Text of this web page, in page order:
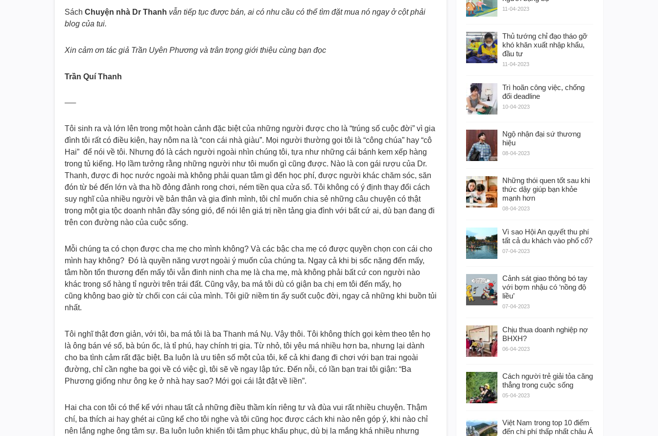
Sách Chuyện nhà Dr Thanh vẫn tiếp tục được bán, ai có nhu cầu có thể tìm đặt mua nó ngay ở cột phải
blog của tui.
Xin cảm ơn tác giả Trần Uyên Phương và trân trọng giới thiệu cùng bạn đọc
Trần Quí Thanh
—–
Tôi sinh ra và lớn lên trong một hoàn cảnh đặc biệt của những người được cho là “trúng số cuộc đời” vì gia
đình tôi rất có điều kiện, hay nôm na là “con cái nhà giàu”. Mọi người thường gọi tôi là “công chúa” hay “cô
Hai” để nói về tôi. Nhưng đó là cách người ngoài nhìn chúng tôi, tựa như những cái bánh kem xếp hàng
trong tủ kiếng. Họ lầm tưởng rằng những người như tôi muốn gì cũng được. Nào là con gái rượu của Dr.
Thanh, được đi học nước ngoài mà không phải quan tâm gì đến học phí, được người khác chăm sóc, săn
đón từ bé đến lớn và tha hồ đỏng đảnh rong chơi, ném tiền qua cửa sổ. Tôi không có ý định thay đổi cách
suy nghĩ của nhiều người về bản thân và gia đình mình, tôi chỉ muốn chia sẻ những câu chuyện có thật
trong một gia tộc doanh nhân đầy sóng gió, để nói lên giá trị nền tảng gia đình với bất cứ ai, dù bạn đang đi
trên con đường nào của cuộc sống.
Mỗi chúng ta có chọn được cha mẹ cho mình không? Và các bậc cha mẹ có được quyền chọn con cái cho
mình hay không? Đó là quyền năng vượt ngoài ý muốn của chúng ta. Ngay cả khi bị sốc nặng đến mấy,
tâm hồn tổn thương đến mấy tôi vẫn đinh ninh cha mẹ là cha mẹ, mà không phải bất cứ con người nào
khác trong số hàng tỉ người trên trái đất. Cũng vậy, ba má tôi dù có giận ba chị em tôi đến mấy, họ
cũng không bao giờ từ chối con cái của mình. Tôi giữ niềm tin ấy suốt cuộc đời, ngay cả những khi buồn tủi
nhất.
Tôi nghĩ thật đơn giản, với tôi, ba má tôi là ba Thanh má Nụ. Vậy thôi. Tôi không thích gọi kèm theo tên họ
là ông bán vé số, bà bún ốc, là tỉ phú, hay chính trị gia. Từ nhỏ, tôi yêu má nhiều hơn ba, nhưng lại dành
cho ba tình cảm rất đặc biệt. Ba luôn là ưu tiên số một của tôi, kể cả khi đang đi chơi với bạn trai ngoài
đường, chỉ cần nghe ba gọi về có việc gì, tôi sẽ về ngay lập tức. Đến nỗi, có lần bạn trai tôi giận: “Ba
Phương giống như ông kẹ ở nhà hay sao? Mới gọi cái lật đật về liền”.
Hai cha con tôi có thể kể với nhau tất cả những điều thầm kín riêng tư và đùa vui rất nhiều chuyện. Thậm
chí, ba thích ai hay ghét ai cũng kể cho tôi nghe và tôi cũng học được cách khi nào nên góp ý, khi nào chỉ
nên lắng nghe ông tâm sự. Ba luôn luôn khiến tôi tâm phục khẩu phục, dù bị la mắng khá nhiều nhưng
11-04-2023
Thủ tướng chỉ đạo tháo gỡ
khó khăn xuất nhập khẩu,
đầu tư
11-04-2023
Trì hoãn công việc, chống
đối deadline
10-04-2023
Ngộ nhận đại sứ thương
hiệu
08-04-2023
Những thói quen tốt sau khi
thức dậy giúp bạn khỏe
mạnh hơn
08-04-2023
Vì sao Hội An quyết thu phí
tất cả du khách vào phố cổ?
07-04-2023
Cảnh sát giao thông bó tay
với bợm nhậu có ‘nồng độ
liều’
07-04-2023
Chịu thua doanh nghiệp nợ
BHXH?
06-04-2023
Cách người trẻ giải tỏa căng
thẳng trong cuộc sống
05-04-2023
Việt Nam trong top 10 điểm
đến chi phí thấp nhất châu Á